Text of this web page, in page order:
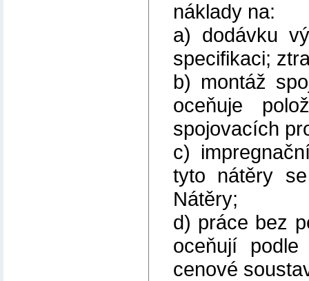
náklady na:
a) dodávku
specifikaci;
b) montáž
oceňuje
spojovacích
c)
tyto nátěry
Nátěry;
d) práce bez
oceňují
cenové